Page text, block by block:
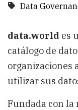
Data
data.world es
catálogo de
organizaciones
utilizar sus
Fundada con la